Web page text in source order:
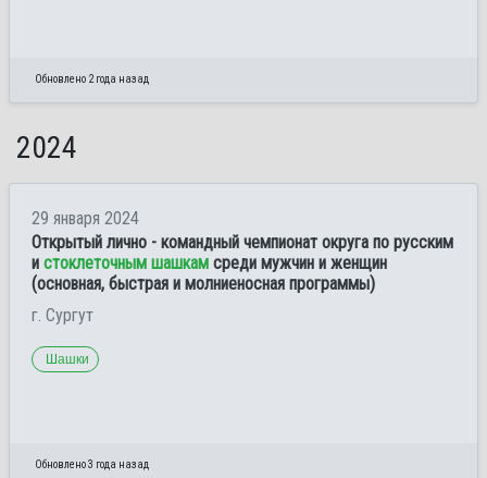
Обновлено 2 года назад
2024
29 января 2024
Открытый лично - командный чемпионат округа по русским
и стоклеточным шашкам среди мужчин и женщин
(основная, быстрая и молниеносная программы)
г. Сургут
Шашки
Обновлено 3 года назад